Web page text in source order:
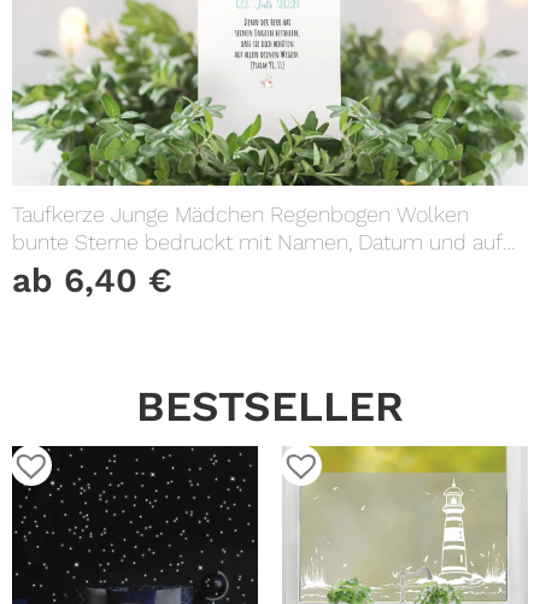
Taufkerze Junge Mädchen Regenbogen Wolken
bunte Sterne bedruckt mit Namen, Datum und auf
Wunsch eigenem, vorgegebenem oder keinem
Taufspruch
ab 6,40 €
BESTSELLER